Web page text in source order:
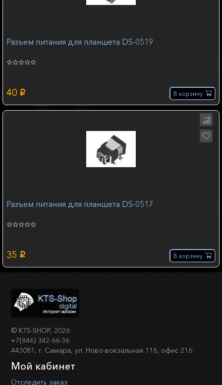
Разъем питания для планшета DS-0519
40 p В корзину
Разъем питания для планшета DS-0517
35 p В корзину
© KTS-SHOP, 2026
+7(846) 342-66-36
443081, г. Самара, ул. Ново-вокзальная 116, офис 216
Мой кабинет
Отследить заказ